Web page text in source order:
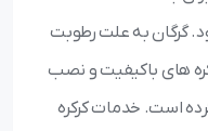
گرگان به علت رطوبت
های باکیفیت و نصب
است. خدمات کرکره